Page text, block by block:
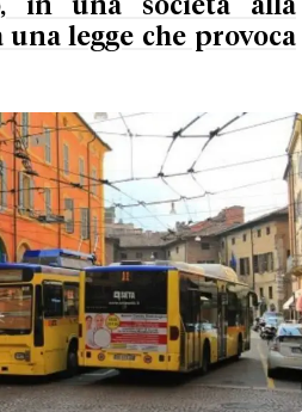
in una società alla
legge che provoca